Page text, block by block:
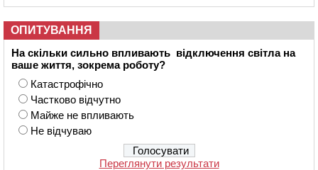
ОПИТУВАННЯ
На скільки сильно впливають відключення світла на
ваше життя, зокрема роботу?
Катастрофічно
Частково відчутно
Майже не впливають
Не відчуваю
Переглянути результати